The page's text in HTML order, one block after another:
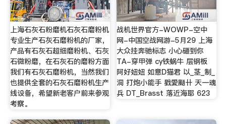
上海石灰石粉磨机石灰石磨粉机
专业生产石灰石磨粉机的厂家，
产品有石灰石超细磨粉机、石灰
石微粉磨，在石灰石的磨粉方面
我们有石灰石磨粉机，当然我们
也提供全套的石灰石磨粉机生产
线设备，希望新老客户前来参观
考察。
战机世界官方-WOWP-空中
网-中国空战网游-5月29 上海
大众挂奔驰标志 小心砸到你
TA-穿甲弹 cy铁蜗牛 层钢板
阿好妞妞 如意D猫君 以_茎_制_
洞 打炮小能手 戥愛颵卄 天一魂
兵 DT_Brasst 落近海耶 623